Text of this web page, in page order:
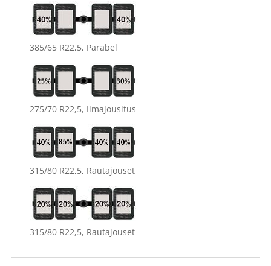
385/65 R22,5, Parabel
275/70 R22,5, Ilmajousitus
315/80 R22,5, Rautajouset
315/80 R22,5, Rautajouset